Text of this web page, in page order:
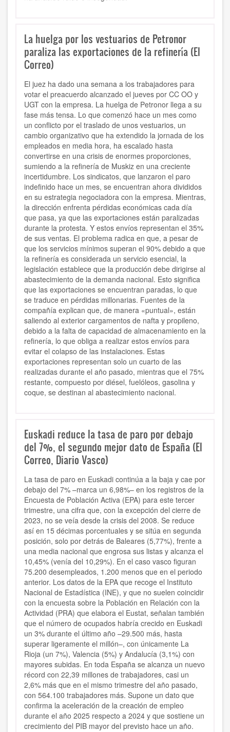
La huelga por los vestuarios de Petronor
paraliza las exportaciones de la refinería (El
Correo)
El juez ha dado una semana a los trabajadores para
votar el preacuerdo alcanzado el jueves por CC OO y
UGT con la empresa. La huelga de Petronor llega a su
fase más tensa. Lo que comenzó hace un mes como
un conflicto por el traslado de unos vestuarios, un
cambio organizativo que ha extendido la jornada de los
empleados en media hora, ha escalado hasta
convertirse en una crisis de enormes proporciones,
sumiendo a la refinería de Muskiz en una creciente
incertidumbre. Los sindicatos, que lanzaron el paro
indefinido hace un mes, se encuentran ahora divididos
en su estrategia negociadora con la empresa. Mientras,
la dirección enfrenta pérdidas económicas cada día
que pasa, ya que las exportaciones están paralizadas
durante la protesta. Y estos envíos representan el 35%
de sus ventas. El problema radica en que, a pesar de
que los servicios mínimos superan el 90% debido a que
la refinería es considerada un servicio esencial, la
legislación establece que la producción debe dirigirse al
abastecimiento de la demanda nacional. Esto significa
que las exportaciones se encuentran paradas, lo que
se traduce en pérdidas millonarias. Fuentes de la
compañía explican que, de manera «puntual», están
saliendo al exterior cargamentos de nafta y propileno,
debido a la falta de capacidad de almacenamiento en la
refinería, lo que obliga a realizar estos envíos para
evitar el colapso de las instalaciones. Estas
exportaciones representan solo un cuarto de las
realizadas durante el año pasado, mientras que el 75%
restante, compuesto por diésel, fuelóleos, gasolina y
coque, se destinan al abastecimiento nacional.
Euskadi reduce la tasa de paro por debajo
del 7%, el segundo mejor dato de España (El
Correo, Diario Vasco)
La tasa de paro en Euskadi continúa a la baja y cae por
debajo del 7% –marca un 6,98%– en los registros de la
Encuesta de Población Activa (EPA) para este tercer
trimestre, una cifra que, con la excepción del cierre de
2023, no se veía desde la crisis del 2008. Se reduce
así en 15 décimas porcentuales y se sitúa en segunda
posición, solo por detrás de Baleares (5,77%), frente a
una media nacional que engrosa sus listas y alcanza el
10,45% (venía del 10,29%). En el caso vasco figuran
75.200 desempleados, 1.200 menos que en el periodo
anterior. Los datos de la EPA que recoge el Instituto
Nacional de Estadística (INE), y que no suelen coincidir
con la encuesta sobre la Población en Relación con la
Actividad (PRA) que elabora el Eustat, señalan también
que el número de ocupados habría crecido en Euskadi
un 3% durante el último año –29.500 más, hasta
superar ligeramente el millón–, con únicamente La
Rioja (un 7%), Valencia (5%) y Andalucía (3,1%) con
mayores subidas. En toda España se alcanza un nuevo
récord con 22,39 millones de trabajadores, casi un
2,6% más que en el mismo trimestre del año pasado,
con 564.100 trabajadores más. Supone un dato que
confirma la aceleración de la creación de empleo
durante el año 2025 respecto a 2024 y que sostiene un
crecimiento del PIB mayor del previsto hace un año.